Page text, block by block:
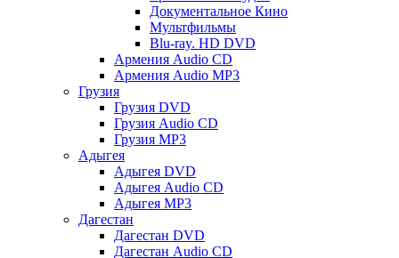
Документальное Кино
Мультфильмы
Blu-ray. HD DVD
Армения Audio CD
Армения Audio MP3
Грузия
Грузия DVD
Грузия Audio CD
Грузия MP3
Адыгея
Адыгея DVD
Адыгея Audio CD
Адыгея MP3
Дагестан
Дагестан DVD
Дагестан Audio CD